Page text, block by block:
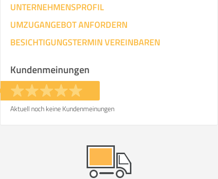
UNTERNEHMENSPROFIL
UMZUGANGEBOT ANFORDERN
BESICHTIGUNGSTERMIN VEREINBAREN
Kundenmeinungen
Aktuell noch keine Kundenmeinungen